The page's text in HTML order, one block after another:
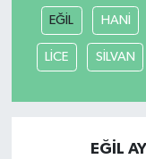
EĞİL HANİ
LİCE SİLVAN
EĞİL